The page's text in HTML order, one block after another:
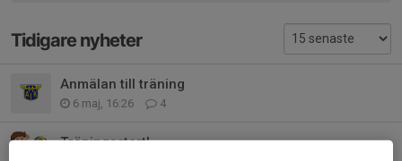
Tidigare nyheter
Anmälan till träning
6 maj, 16:26 4
Träningsstart!